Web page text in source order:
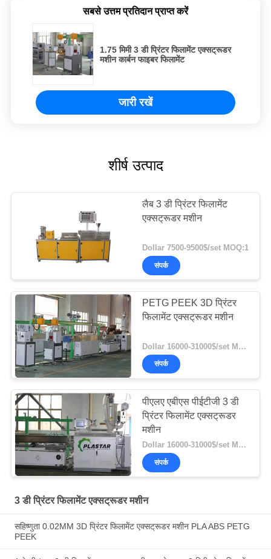
सबसे उत्तम प्रतिदान प्राप्त करें
1.75 मिमी 3 डी प्रिंटर फिलामेंट एक्सट्रूडर
मशीन कार्बन फाइबर फिलामेंट
जारी रखें
शीर्ष उत्पाद
लैब 3 डी प्रिंटर फिलामेंट
एक्सट्रूडर मशीन
Dollar 7500-9500$/set MOQ:1
संपर्क
PETG PEEK 3D प्रिंटर
फिलामेंट एक्सट्रूडर मशीन
Dollar 16000-31000$/set MOQ:1
संपर्क
पीएलए एबीएस पीईटीजी 3 डी
प्रिंटर फिलामेंट एक्सट्रूडर
मशीन
Dollar 16000-31000$/set MOQ:1
संपर्क
3 डी प्रिंटर फिलामेंट एक्सट्रूडर मशीन
सहिष्णुता 0.02MM 3D प्रिंटर फिलामेंट एक्सट्रूडर मशीन PLA ABS PETG
PEEK